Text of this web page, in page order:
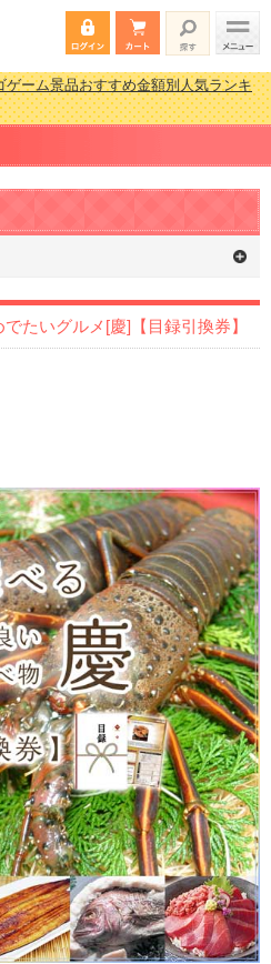
ゲーム景品おすすめ金額別人気ランキ
コンペ景品 3000円未満［2000円～
…
の二次会で貰って嬉しい景品とは？ 更
ラ…
たいグルメ[慶]【目録引換券】